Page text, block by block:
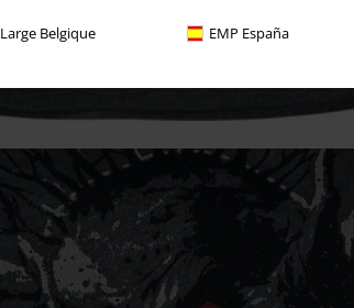
Large Belgique EMP España